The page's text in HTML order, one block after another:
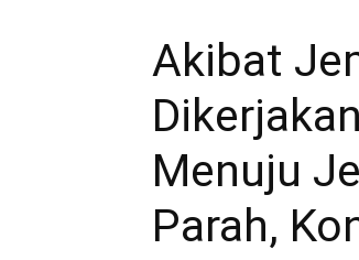
Akibat
Menuju
Parah,